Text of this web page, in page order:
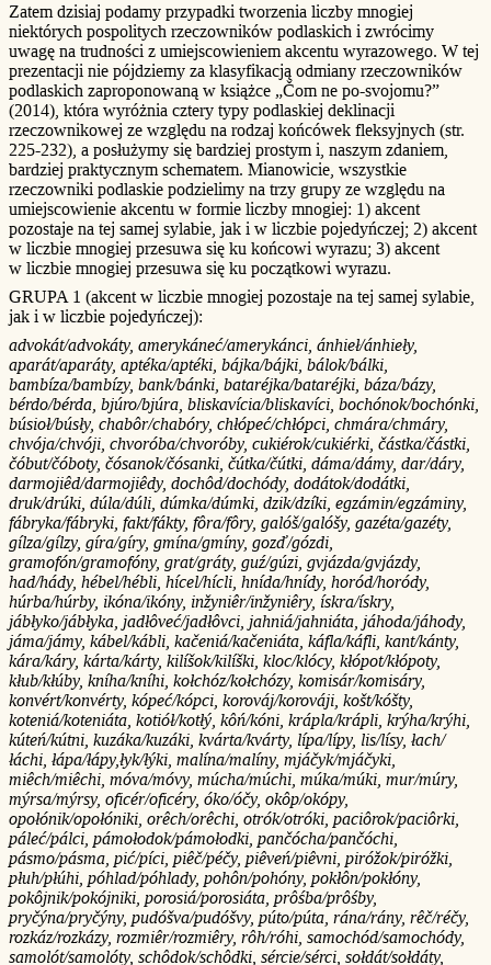
Zatem dzisiaj podamy przypadki tworzenia liczby mnogiej
niektórych pospolitych rzeczowników podlaskich i zwrócimy
uwagę na trudności z umiejscowieniem akcentu wyrazowego. W tej
prezentacji nie pójdziemy za klasyfikacją odmiany rzeczowników
podlaskich zaproponowaną w książce „Čom ne po-svojomu?”
(2014), która wyróżnia cztery typy podlaskiej deklinacji
rzeczownikowej ze względu na rodzaj końcówek fleksyjnych (str.
225-232), a posłużymy się bardziej prostym i, naszym zdaniem,
bardziej praktycznym schematem. Mianowicie, wszystkie
rzeczowniki podlaskie podzielimy na trzy grupy ze względu na
umiejscowienie akcentu w formie liczby mnogiej: 1) akcent
pozostaje na tej samej sylabie, jak i w liczbie pojedyńczej; 2) akcent
w liczbie mnogiej przesuwa się ku końcowi wyrazu; 3) akcent
w liczbie mnogiej przesuwa się ku początkowi wyrazu.
GRUPA 1 (akcent w liczbie mnogiej pozostaje na tej samej sylabie,
jak i w liczbie pojedyńczej):
advokát/advokáty, amerykáneć/amerykánci, ánhieł/ánhieły,
aparát/aparáty, aptéka/aptéki, bájka/bájki, bálok/bálki,
bambíza/bambízy, bank/bánki, bataréjka/bataréjki, báza/bázy,
bérdo/bérda, bjúro/bjúra, bliskavícia/bliskavíci, bochónok/bochónki,
búsioł/búsły, chabôr/chabóry, chłópeć/chłópci, chmára/chmáry,
chvója/chvóji, chvoróba/chvoróby, cukiérok/cukiérki, částka/částki,
čóbut/čóboty, čósanok/čósanki, čútka/čútki, dáma/dámy, dar/dáry,
darmojiêd/darmojiêdy, dochôd/dochódy, dodátok/dodátki,
druk/drúki, dúla/dúli, dúmka/dúmki, dzik/dzíki, egzámin/egzáminy,
fábryka/fábryki, fakt/fákty, fôra/fôry, galóš/galóšy, gazéta/gazéty,
gílza/gílzy, gíra/gíry, gmína/gmíny, gozď/gózdi,
gramofón/gramofóny, grat/gráty, guź/gúzi, gvjázda/gvjázdy,
had/hády, hébel/hébli, hícel/hícli, hnída/hnídy, horód/horódy,
húrba/húrby, ikóna/ikóny, inžyniêr/inžyniêry, ískra/ískry,
jábłyko/jábłyka, jadłôveć/jadłôvci, jahniá/jahniáta, jáhoda/jáhody,
jáma/jámy, kábel/kábli, kačeniá/kačeniáta, káfla/káfli, kant/kánty,
kára/káry, kárta/kárty, kilíšok/kilíški, kloc/klócy, kłópot/kłópoty,
kłub/kłúby, kníha/kníhi, kołchóz/kołchózy, komisár/komisáry,
konvért/konvérty, kópeć/kópci, korováj/korováji, košt/kóšty,
koteniá/koteniáta, kotiół/kotłý, kôń/kóni, krápla/krápli, krýha/krýhi,
kúteń/kútni, kuzáka/kuzáki, kvárta/kvárty, lípa/lípy, lis/lísy, łach/
łáchi, łápa/łápy,łyk/łýki, malína/malíny, mjáčyk/mjáčyki,
miêch/miêchi, móva/móvy, múcha/múchi, múka/múki, mur/múry,
mýrsa/mýrsy, oficér/oficéry, óko/óčy, okôp/okópy,
opołónik/opołóniki, orêch/orêchi, otrók/otróki, paciôrok/paciôrki,
páleć/pálci, pámołodok/pámołodki, pančócha/pančóchi,
pásmo/pásma, pić/píci, piêč/péčy, piêveń/piêvni, piróžok/piróžki,
płuh/płúhi, póhlad/póhlady, pohôn/pohóny, pokłôn/pokłóny,
pokôjnik/pokójniki, porosiá/porosiáta, prôśba/prôśby,
pryčýna/pryčýny, pudóšva/pudóšvy, púto/púta, rána/rány, rêč/réčy,
rozkáz/rozkázy, rozmiêr/rozmiêry, rôh/róhi, samochód/samochódy,
samolót/samolóty, schôdok/schôdki, sércie/sérci, sołdát/sołdáty,